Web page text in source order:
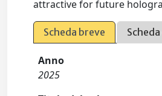
attractive for future
Scheda breve
Anno
2025